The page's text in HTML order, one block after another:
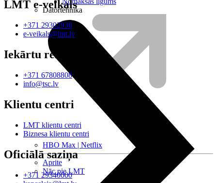
HBO Max | Netflix
Aprite
Nāc pie LMT
Datortehnika
LMT e-veikals
+371 29302930
e-veikals@lmt.lv
Iekārtu remonts
+371 67808808
info@tsc.lv
Klientu centri
LMT klientu centri
Biznesa klientu centri
Oficiālā saziņa
+371 29340000